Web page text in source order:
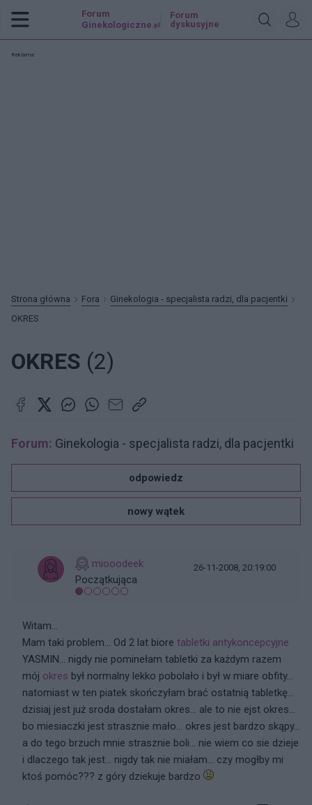
Forum
Ginekologiczne .pl
Forum
dyskusyjne
Reklama:
Strona główna Fora
Ginekologia - specjalista radzi, dla pacjentki
OKRES
OKRES (2)
Forum: Ginekologia - specjalista radzi, dla pacjentki
odpowiedz
nowy wątek
miooodeek
Początkująca
26-11-2008, 20:19:00
Witam...
Mam taki problem... Od 2 lat biore tabletki antykoncepcyjne
YASMIN... nigdy nie pominełam tabletki za każdym razem
mój okres był normalny lekko pobolało i był w miare obfity...
natomiast w ten piatek skończyłam brać ostatnią tabletkę...
dzisiaj jest już sroda dostałam okres... ale to nie ejst okres...
bo miesiaczki jest strasznie mało... okres jest bardzo skąpy...
a do tego brzuch mnie strasznie boli... nie wiem co sie dzieje
i dlaczego tak jest... nigdy tak nie miałam... czy mogłby mi
ktoś pomóc??? z góry dziekuje bardzo